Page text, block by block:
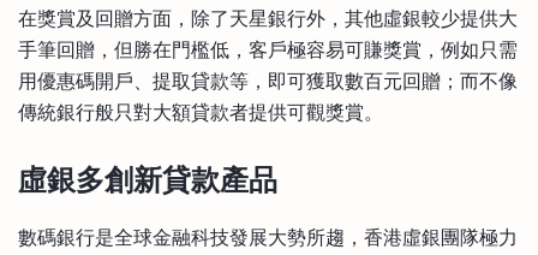
在獎賞及回贈方面，除了天星銀行外，其他虛銀較少提供大
手筆回贈，但勝在門檻低，客戶極容易可賺獎賞，例如只需
用優惠碼開戶、提取貸款等，即可獲取數百元回贈；而不像
傳統銀行般只對大額貸款者提供可觀獎賞。
虛銀多創新貸款產品
數碼銀行是全球金融科技發展大勢所趨，香港虛銀團隊極力